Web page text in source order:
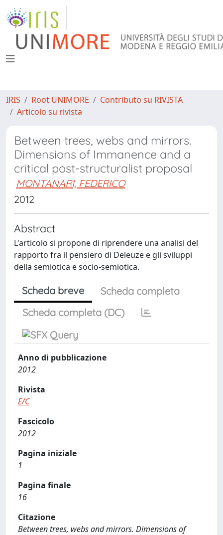
IRIS Root UNIMORE
Contributo su RIVISTA
Articolo su rivista
Between trees, webs and mirrors.
Dimensions of Immanence and a
critical post-structuralist proposal
MONTANARI, FEDERICO
2012
Abstract
L'articolo si propone di riprendere una analisi del
rapporto fra il pensiero di Deleuze e gli sviluppi
della semiotica e socio-semiotica.
Scheda breve
Scheda completa
Scheda completa (DC)
Anno di pubblicazione
2012
Rivista
E/C
Fascicolo
2012
Pagina iniziale
1
Pagina finale
16
Citazione
Between trees, webs and mirrors. Dimensions of